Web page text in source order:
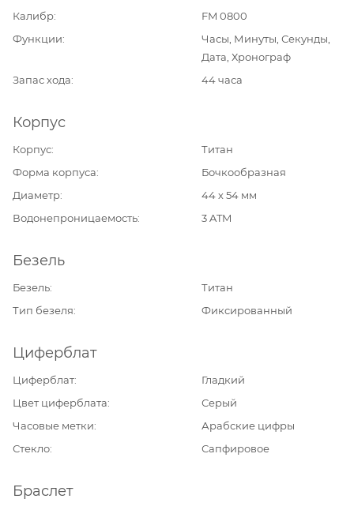
Калибр
FM 0800
Функции
Часы, Минуты, Секунды,
Дата, Хронограф
Запас хода
44 часа
Корпус
Корпус
Титан
Форма корпуса
Бочкообразная
Диаметр
44 х 54 мм
Водонепроницаемость
3 ATM
Безель
Безель
Титан
Тип безеля
Фиксированный
Циферблат
Циферблат
Гладкий
Цвет циферблата
Серый
Часовые метки
Арабские цифры
Стекло
Сапфировое
Браслет